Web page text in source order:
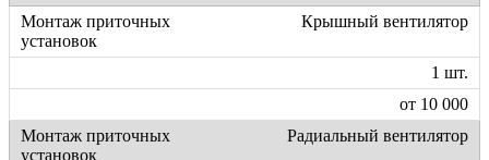
Крышный вентилятор
1 шт.
от 10 000
Радиальный вентилятор